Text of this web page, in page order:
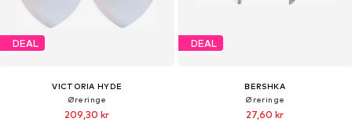
DEAL
VICTORIA HYDE
Øreringe
209,30 kr
DEAL
BERSHKA
Øreringe
27,60 kr